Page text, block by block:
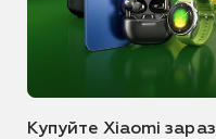
Купуйте Xiaomi